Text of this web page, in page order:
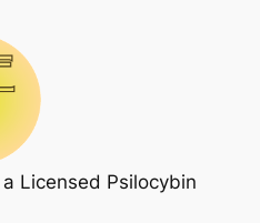
Licensed Psilocybin